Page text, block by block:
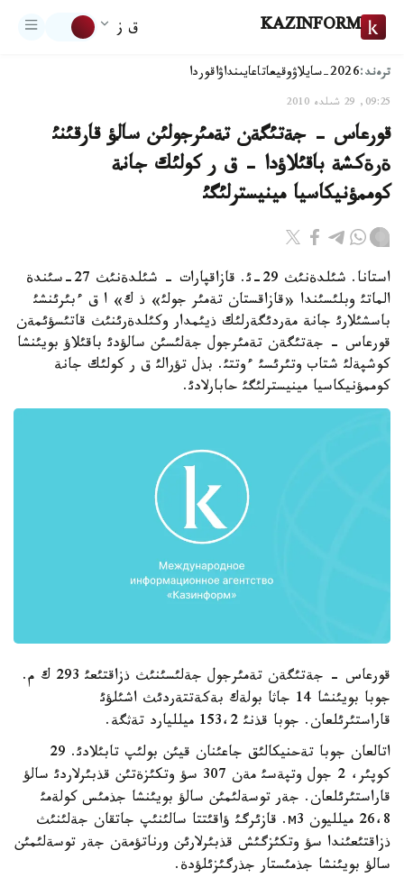
KAZINFORM ق ز
ترەند:2026-سايلاۋ وقيعاتاعايىنداۋاقوردا
09:25, 29 شىلدە 2010
قورعاس - جةتئگةن تةمئرجولئن سالؤ قارقئنئ
ةرةكشة باقئلاؤدا - ق ر كولئك جانة
كوممؤنيكاسيا مينيسترلئگئ
استانا. شئلدةنئث 29-ئ. قازاقپارات - شئلدةنئث 27-سئندة
الماتئ وبلئسئندا «قازاقستان تةمئر جولئ» ذ ك» ا ق ءبئرئنشئ
باسشئلارئ جانة مةردئگةرلئك ذيئمدار وكئلدةرئنئث قاتئسؤئمةن
قورعاس - جةتئگةن تةمئرجول جةلئسئن سالؤدئ باقئلاؤ بويئنشا
كوشپةلئ شتاب وتئرئسئ ءوتتئ. بذل تؤرالئ ق ر كولئك جانة
كوممؤنيكاسيا مينيسترلئگئ حابارلادئ.
قورعاس - جةتئگةن تةمئرجول جةلئسئنئث ذزاقتئعئ 293 ك م.
جوبا بويئنشا 14 جاثا بولةك بةكةتتةردئث اشئلؤئ
قاراستئرئلعان. جوبا قذنئ 153،2 ميلليارد تةثگة.
اتالعان جوبا تةحنيكالئق جاعئنان قيئن بولئپ تابئلادئ. 29
كوپئر، 2 جول وتپةسئ مةن 307 سؤ وتكئزةتئن قذبئرلاردئ سالؤ
قاراستئرئلعان. جةر توسةلئمئن سالؤ بويئنشا جذمئس كولةمئ
26،8 ميلليون м3. قازئرگئ ؤاقئتتا سالئنئپ جاتقان جةلئنئث
ذزاقتئعئندا سؤ وتكئزگئش قذبئرلارئن ورناتؤمةن جةر توسةلئمئن
سالؤ بويئنشا جذمئستار جذرگئزئلؤدة.